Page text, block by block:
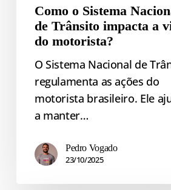
motorista?
Como o Sistema
de Trânsito impacta a
do motorista?
O Sistema Nacional de
regulamenta as ações do
motorista brasileiro. Ele
a manter…
Pedro Vogado
23/10/2025